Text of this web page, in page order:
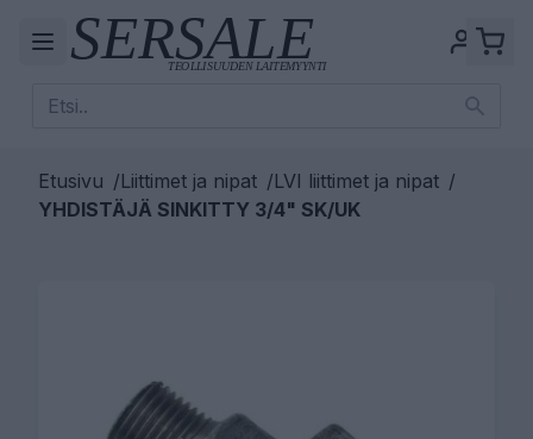
Etusivu /Liittimet ja nipat /LVI liittimet ja nipat /
YHDISTÄJÄ SINKITTY 3/4" SK/UK